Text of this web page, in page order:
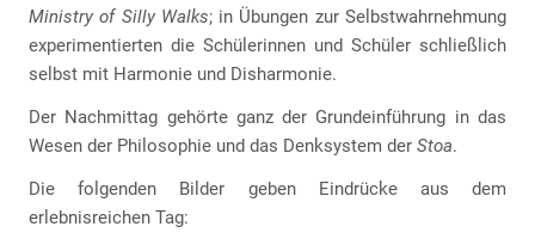
Ministry of Silly Walks; in Übungen zur Selbstwahrnehmung
experimentierten die Schülerinnen und Schüler schließlich
selbst mit Harmonie und Disharmonie.
Der Nachmittag gehörte ganz der Grundeinführung in das
Wesen der Philosophie und das Denksystem der Stoa.
Die folgenden Bilder geben Eindrücke aus dem
erlebnisreichen Tag: